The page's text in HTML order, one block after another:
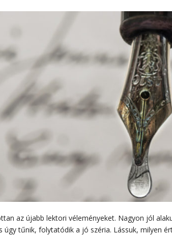
az újabb lektori véleményeket. Nagyon jól
úgy tűnik, folytatódik a jó széria. Lássuk, milyen